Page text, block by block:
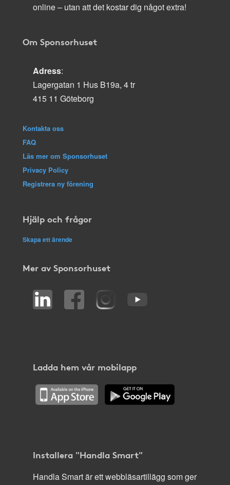
online – utan att det kostar dig något extra!
Om Sponsorhuset
Adress:
Lagergatan 1 Hus B19a, 4 tr
415 11 Göteborg
Kontakta oss
FAQ
Läs mer om Sponsorhuset
Privacy Policy
Registrera ny förening
Hjälp och frågor
Skapa ett ärende
Mer av Sponsorhuset
Ladda hem vår mobilapp
Installera "Handla Smart"
Handla Smart är ett webbläsartillägg som ger